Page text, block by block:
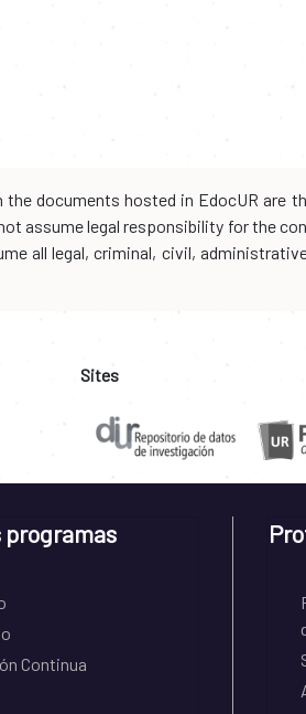
documents hosted in EdocUR
assume legal responsibility for the
all legal, criminal, civil,
Sites
programas
Continua